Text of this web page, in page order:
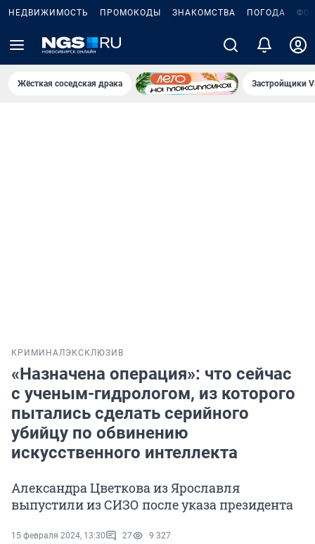
НЕДВИЖИМОСТЬ ПРОМОКОДЫ ЗНАКОМСТВА ПОГОДА
Жёсткая соседская драка Застройщики
КРИМИНАЛ ЭКСКЛЮЗИВ
«Назначена операция»: что сейчас
с ученым-гидрологом, из которого
пытались сделать серийного
убийцу по обвинению
искусственного интеллекта
Александра Цветкова из Ярославля
выпустили из СИЗО после указа президента
15 февраля 2024, 13:30 27 9 327